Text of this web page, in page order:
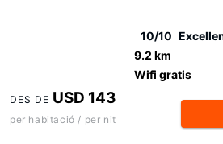
10/10
9.2 km
Wifi gratis
DES DE USD 143
per habitació / per nit